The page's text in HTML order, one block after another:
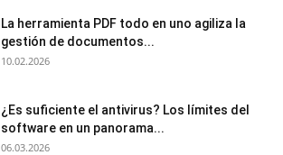
La herramienta PDF todo en uno agiliza la
gestión de documentos...
10.02.2026
¿Es suficiente el antivirus? Los límites del
software en un panorama...
06.03.2026